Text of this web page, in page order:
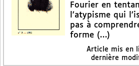
Fourier en
l’atypisme qui
pas à
forme (…)
Article mis en
dernière